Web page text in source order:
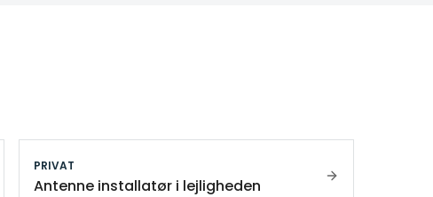
PRIVAT
Antenne installatør i lejligheden